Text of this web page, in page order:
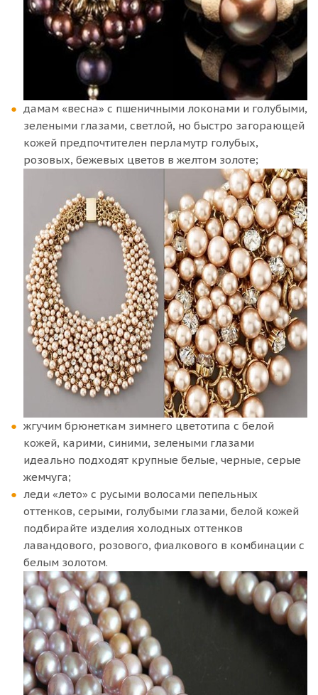
дамам «весна» с пшеничными локонами и голубыми,
зелеными глазами, светлой, но быстро загорающей
кожей предпочтителен перламутр голубых,
розовых, бежевых цветов в желтом золоте;
жгучим брюнеткам зимнего цветотипа с белой
кожей, карими, синими, зелеными глазами
идеально подходят крупные белые, черные, серые
жемчуга;
леди «лето» с русыми волосами пепельных
оттенков, серыми, голубыми глазами, белой кожей
подбирайте изделия холодных оттенков
лавандового, розового, фиалкового в комбинации с
белым золотом.